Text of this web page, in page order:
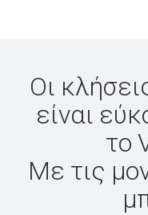
Οι
είναι
το
Με τις